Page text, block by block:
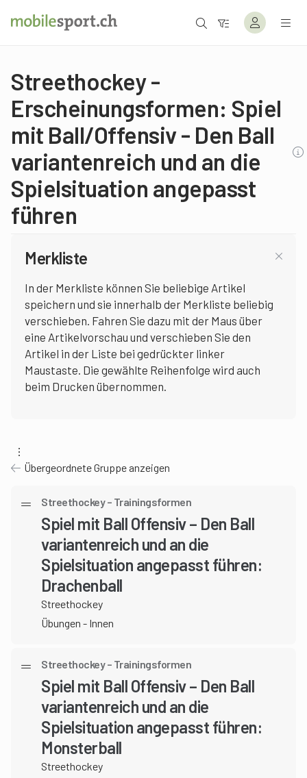
Streethockey -
Erscheinungsformen: Spiel
mit Ball/Offensiv - Den Ball
variantenreich und an die
Spielsituation angepasst
führen
Merkliste
In der Merkliste können Sie beliebige Artikel
speichern und sie innerhalb der Merkliste beliebig
verschieben. Fahren Sie dazu mit der Maus über
eine Artikelvorschau und verschieben Sie den
Artikel in der Liste bei gedrückter linker
Maustaste. Die gewählte Reihenfolge wird auch
beim Drucken übernommen.
Übergeordnete Gruppe anzeigen
Streethockey – Trainingsformen
Spiel mit Ball Offensiv – Den Ball
variantenreich und an die
Spielsituation angepasst führen:
Drachenball
Streethockey
Übungen - Innen
Streethockey – Trainingsformen
Spiel mit Ball Offensiv – Den Ball
variantenreich und an die
Spielsituation angepasst führen:
Monsterball
Streethockey